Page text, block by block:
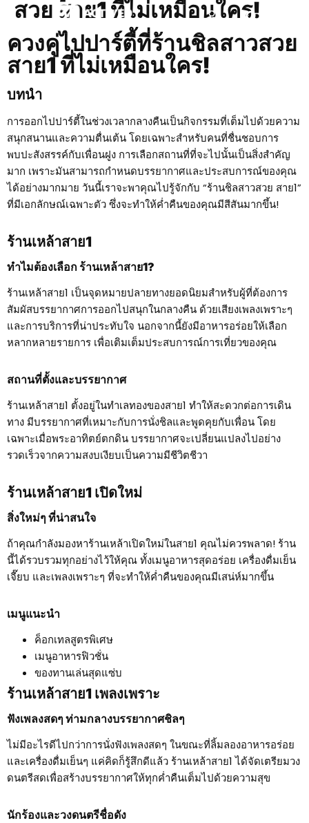
สวย สาย1 ที่ไม่เหมือนใคร!
ควงคู่ไปปาร์ตี้ที่ร้านชิลสาวสวย
สาย1 ที่ไม่เหมือนใคร!
บทนำ
การออกไปปาร์ตี้ในช่วงเวลากลางคืนเป็นกิจกรรมที่เต็มไปด้วยความ
สนุกสนานและความตื่นเต้น โดยเฉพาะสำหรับคนที่ชื่นชอบการ
พบปะสังสรรค์กับเพื่อนฝูง การเลือกสถานที่ที่จะไปนั้นเป็นสิ่งสำคัญ
มาก เพราะมันสามารถกำหนดบรรยากาศและประสบการณ์ของคุณ
ได้อย่างมากมาย วันนี้เราจะพาคุณไปรู้จักกับ “ร้านชิลสาวสวย สาย1”
ที่มีเอกลักษณ์เฉพาะตัว ซึ่งจะทำให้ค่ำคืนของคุณมีสีสันมากขึ้น!
ร้านเหล้าสาย1
ทำไมต้องเลือก ร้านเหล้าสาย1?
ร้านเหล้าสาย1 เป็นจุดหมายปลายทางยอดนิยมสำหรับผู้ที่ต้องการ
สัมผัสบรรยากาศการออกไปสนุกในกลางคืน ด้วยเสียงเพลงเพราะๆ
และการบริการที่น่าประทับใจ นอกจากนี้ยังมีอาหารอร่อยให้เลือก
หลากหลายรายการ เพื่อเติมเต็มประสบการณ์การเที่ยวของคุณ
สถานที่ตั้งและบรรยากาศ
ร้านเหล้าสาย1 ตั้งอยู่ในทำเลทองของสาย1 ทำให้สะดวกต่อการเดิน
ทาง มีบรรยากาศที่เหมาะกับการนั่งชิลและพูดคุยกับเพื่อน โดย
เฉพาะเมื่อพระอาทิตย์ตกดิน บรรยากาศจะเปลี่ยนแปลงไปอย่าง
รวดเร็วจากความสงบเงียบเป็นความมีชีวิตชีวา
ร้านเหล้าสาย1 เปิดใหม่
สิ่งใหม่ๆ ที่น่าสนใจ
ถ้าคุณกำลังมองหาร้านเหล้าเปิดใหม่ในสาย1 คุณไม่ควรพลาด! ร้าน
นี้ได้รวบรวมทุกอย่างไว้ให้คุณ ทั้งเมนูอาหารสุดอร่อย เครื่องดื่มเย็น
เจี๊ยบ และเพลงเพราะๆ ที่จะทำให้ค่ำคืนของคุณมีเสน่ห์มากขึ้น
เมนูแนะนำ
ค็อกเทลสูตรพิเศษ
เมนูอาหารฟิวชั่น
ของทานเล่นสุดแซ่บ
ร้านเหล้าสาย1 เพลงเพราะ
ฟังเพลงสดๆ ท่ามกลางบรรยากาศชิลๆ
ไม่มีอะไรดีไปกว่าการนั่งฟังเพลงสดๆ ในขณะที่ลิ้มลองอาหารอร่อย
และเครื่องดื่มเย็นๆ แค่คิดก็รู้สึกดีแล้ว ร้านเหล้าสาย1 ได้จัดเตรียมวง
ดนตรีสดเพื่อสร้างบรรยากาศให้ทุกค่ำคืนเต็มไปด้วยความสุข
นักร้องและวงดนตรีชื่อดัง